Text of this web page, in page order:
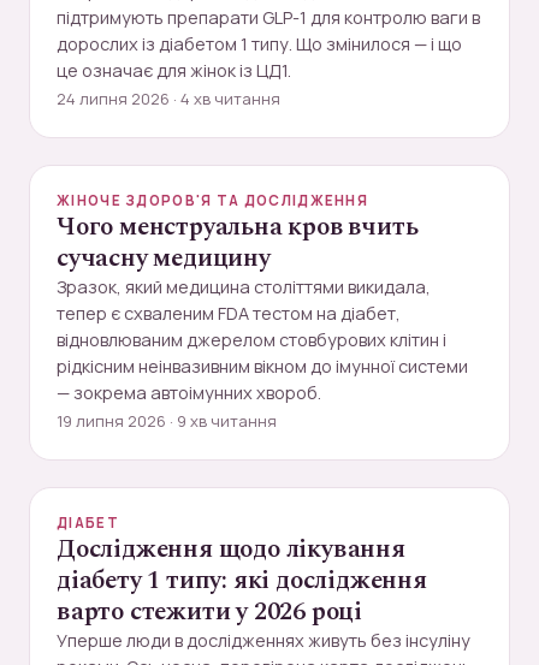
підтримують препарати GLP-1 для контролю ваги в
дорослих із діабетом 1 типу. Що змінилося — і що
це означає для жінок із ЦД1.
24 липня 2026 · 4 хв читання
ЖІНОЧЕ ЗДОРОВ'Я ТА ДОСЛІДЖЕННЯ
Чого менструальна кров вчить
сучасну медицину
Зразок, який медицина століттями викидала,
тепер є схваленим FDA тестом на діабет,
відновлюваним джерелом стовбурових клітин і
рідкісним неінвазивним вікном до імунної системи
— зокрема автоімунних хвороб.
19 липня 2026 · 9 хв читання
ДІАБЕТ
Дослідження щодо лікування
діабету 1 типу: які дослідження
варто стежити у 2026 році
Уперше люди в дослідженнях живуть без інсуліну